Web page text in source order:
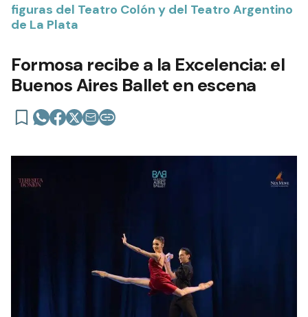
figuras del Teatro Colón y del Teatro Argentino
de La Plata
Formosa recibe a la Excelencia: el
Buenos Aires Ballet en escena